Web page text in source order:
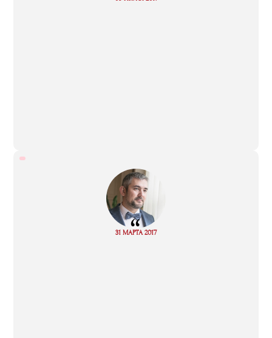
“
31 МАРТА 2017
Read